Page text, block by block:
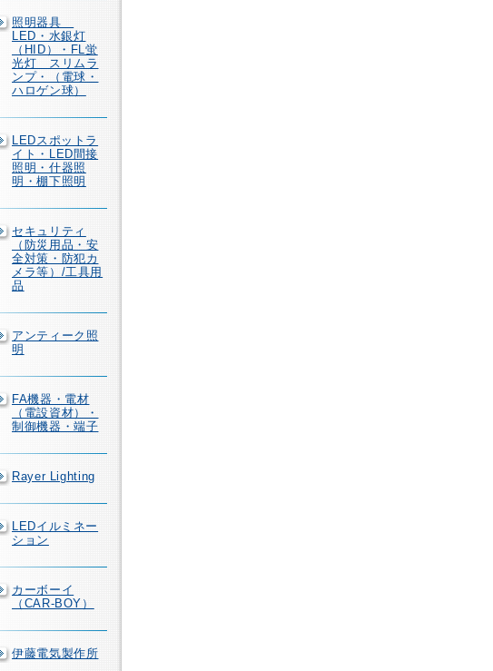
照明器具
LED・水銀灯
（HID）・FL蛍
光灯 スリムラ
ンプ・（電球・
ハロゲン球）
LEDスポットラ
イト・LED間接
照明・什器照
明・棚下照明
セキュリティ
（防災用品・安
全対策・防犯カ
メラ等）/工具用
品
アンティーク照
明
FA機器・電材
（電設資材）・
制御機器・端子
Rayer Lighting
LEDイルミネー
ション
カーボーイ
（CAR-BOY）
伊藤電気製作所